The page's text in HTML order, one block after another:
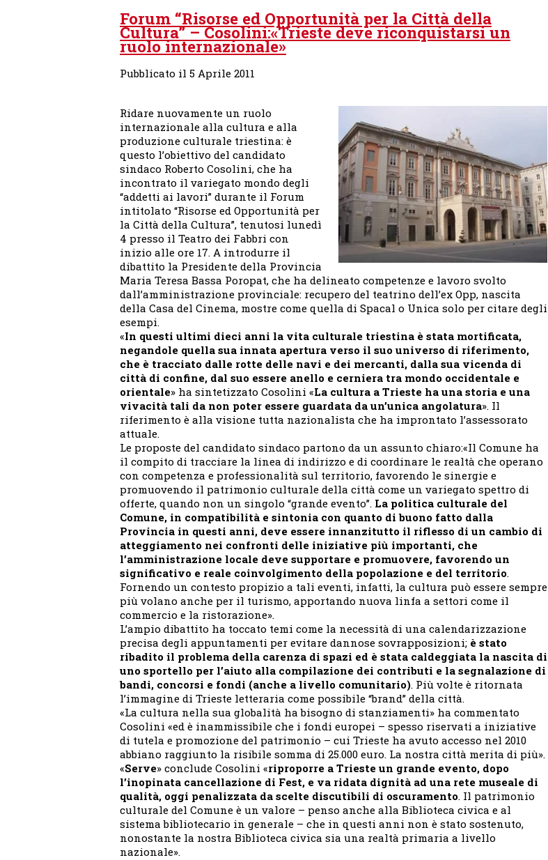
Cosolini
alla
Libreria
suo
patrimonio»
Forum “Risorse ed Opportunità per la Città della
Cultura” – Cosolini:«Trieste deve riconquistarsi un
ruolo internazionale»
Pubblicato il 5 Aprile 2011
Ridare nuovamente un ruolo
internazionale alla cultura e alla
produzione culturale triestina: è
questo l’obiettivo del candidato
sindaco Roberto Cosolini, che ha
incontrato il variegato mondo degli
“addetti ai lavori” durante il Forum
intitolato “Risorse ed Opportunità per
la Città della Cultura”, tenutosi lunedì
4 presso il Teatro dei Fabbri con
inizio alle ore 17. A introdurre il
dibattito la Presidente della Provincia
Maria Teresa Bassa Poropat, che ha delineato competenze e lavoro svolto
dall’amministrazione provinciale: recupero del teatrino dell’ex Opp, nascita
della Casa del Cinema, mostre come quella di Spacal o Unica solo per citare degli
esempi.
«In questi ultimi dieci anni la vita culturale triestina è stata mortificata,
negandole quella sua innata apertura verso il suo universo di riferimento,
che è tracciato dalle rotte delle navi e dei mercanti, dalla sua vicenda di
città di confine, dal suo essere anello e cerniera tra mondo occidentale e
orientale» ha sintetizzato Cosolini «La cultura a Trieste ha una storia e una
vivacità tali da non poter essere guardata da un’unica angolatura». Il
riferimento è alla visione tutta nazionalista che ha improntato l’assessorato
attuale.
Le proposte del candidato sindaco partono da un assunto chiaro:«Il Comune ha
il compito di tracciare la linea di indirizzo e di coordinare le realtà che operano
con competenza e professionalità sul territorio, favorendo le sinergie e
promuovendo il patrimonio culturale della città come un variegato spettro di
offerte, quando non un singolo “grande evento”. La politica culturale del
Comune, in compatibilità e sintonia con quanto di buono fatto dalla
Provincia in questi anni, deve essere innanzitutto il riflesso di un cambio di
atteggiamento nei confronti delle iniziative più importanti, che
l’amministrazione locale deve supportare e promuovere, favorendo un
significativo e reale coinvolgimento della popolazione e del territorio.
Fornendo un contesto propizio a tali eventi, infatti, la cultura può essere sempre
più volano anche per il turismo, apportando nuova linfa a settori come il
commercio e la ristorazione».
L’ampio dibattito ha toccato temi come la necessità di una calendarizzazione
precisa degli appuntamenti per evitare dannose sovrapposizioni; è stato
ribadito il problema della carenza di spazi ed è stata caldeggiata la nascita di
uno sportello per l’aiuto alla compilazione dei contributi e la segnalazione di
bandi, concorsi e fondi (anche a livello comunitario). Più volte è ritornata
l’immagine di Trieste letteraria come possibile “brand” della città.
«La cultura nella sua globalità ha bisogno di stanziamenti» ha commentato
Cosolini «ed è inammissibile che i fondi europei – spesso riservati a iniziative
di tutela e promozione del patrimonio – cui Trieste ha avuto accesso nel 2010
abbiano raggiunto la risibile somma di 25.000 euro. La nostra città merita di più».
«Serve» conclude Cosolini «riproporre a Trieste un grande evento, dopo
l’inopinata cancellazione di Fest, e va ridata dignità ad una rete museale di
qualità, oggi penalizzata da scelte discutibili di oscuramento. Il patrimonio
culturale del Comune è un valore – penso anche alla Biblioteca civica e al
sistema bibliotecario in generale – che in questi anni non è stato sostenuto,
nonostante la nostra Biblioteca civica sia una realtà primaria a livello
nazionale».